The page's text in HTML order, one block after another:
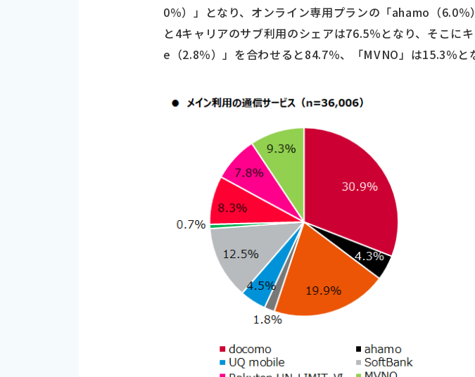
0％）」となり、オンライン専用プランの「ahamo（6.0
と4キャリアのサブ利用のシェアは76.5％となり、そこ
e（2.8％）」を合わせると84.7％、「MVNO」は15.3％と